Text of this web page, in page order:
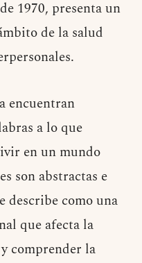
1970, presenta un
de la salud
encuentran
a lo que
en un mundo
son abstractas e
describe como una
que afecta la
comprender la